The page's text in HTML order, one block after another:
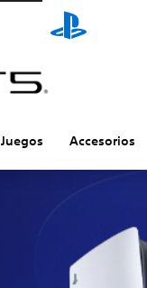
Juegos Accesorios